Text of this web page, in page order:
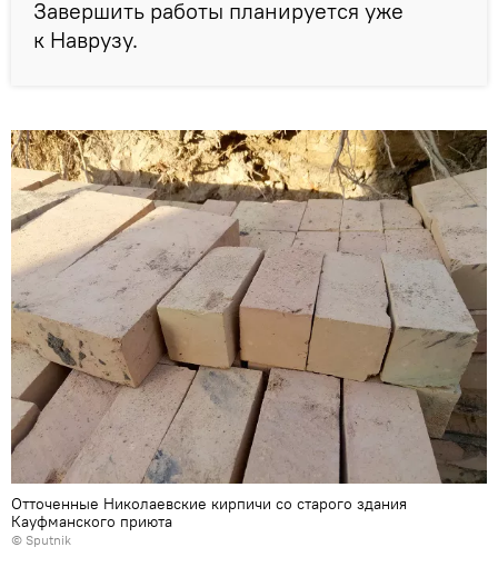
Завершить работы планируется уже
к Наврузу.
Отточенные Николаевские кирпичи со старого здания
Кауфманского приюта
© Sputnik